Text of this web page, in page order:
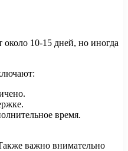
10-15 дней, но иногда
время.
важно внимательно